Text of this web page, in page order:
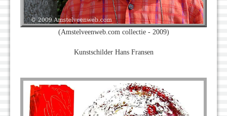
(Amstelveenweb.com collectie - 2009)
Kunstschilder Hans Fransen